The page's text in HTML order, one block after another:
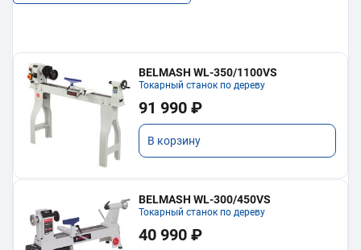
BELMASH WL-350/1100VS
Токарный станок по дереву
91 990 ₽
В корзину
BELMASH WL-300/450VS
Токарный станок по дереву
40 990 ₽